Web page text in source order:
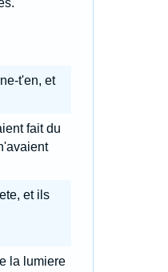
t'en, et
fait du
et ils
la lumiere